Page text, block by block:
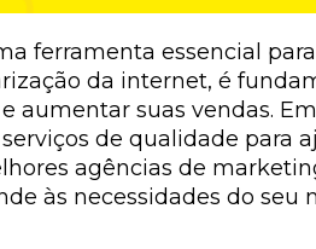
ferramenta essencial
da internet, é
aumentar suas vendas.
de qualidade para
agências de
às necessidades do seu